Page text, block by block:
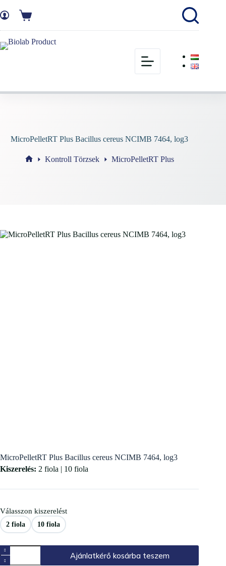
MicroPelletRT Plus Bacillus cereus NCIMB 7464, log3
Kontroll Törzsek MicroPelletRT Plus
MicroPelletRT Plus Bacillus cereus NCIMB 7464, log3
Kiszerelés: 2 fiola | 10 fiola
Válasszon kiszerelést
2 fiola 10 fiola
Ajánlatkérő kosárba teszem